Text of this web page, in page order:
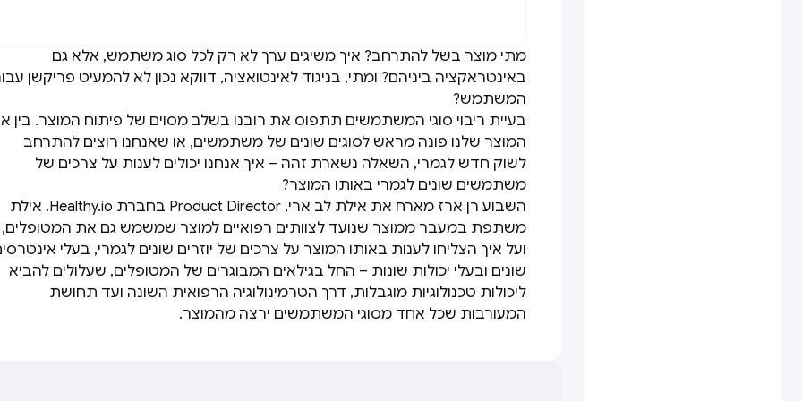
מתי מוצר בשל להתרחב? איך משיגים ערך לא רק לכל סוג משתמש, אלא גם
באינטראקציה ביניהם? ומתי, בניגוד לאינטואציה, דווקא נכון לא להמעיט פריקשן
המשתמש?
בעיית ריבוי סוגי המשתמשים תתפוס את רובנו בשלב מסוים של פיתוח המוצר. בין
המוצר שלנו פונה מראש לסוגים שונים של משתמשים, או שאנחנו רוצים להתרחב
לשוק חדש לגמרי, השאלה נשארת זהה – איך אנחנו יכולים לענות על צרכים של
משתמשים שונים לגמרי באותו המוצר?
השבוע רן ארז מארח את אילת לב ארי, Product Director בחברת Healthy.io. אילת
משתפת במעבר ממוצר שנועד לצוותים רפואיים למוצר שמשמש גם את המטופלים,
ועל איך הצליחו לענות באותו המוצר על צרכים של יוזרים שונים לגמרי, בעלי
שונים ובעלי יכולות שונות – החל בגילאים המבוגרים של המטופלים, שעלולים להביא
ליכולות טכנולוגיות מוגבלות, דרך הטרמינולוגיה הרפואית השונה ועד תחושת
המעורבות שכל אחד מסוגי המשתמשים ירצה מהמוצר.